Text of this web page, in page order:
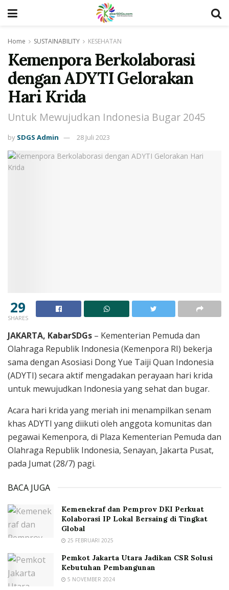
Home SUSTAINABILITY KESEHATAN
Kemenpora Berkolaborasi
dengan ADYTI Gelorakan
Hari Krida
Untuk Mewujudkan Indonesia Bugar 2045
by SDGS Admin 28 Juli 2023
29
SHARES
JAKARTA, KabarSDGs – Kementerian Pemuda dan
Olahraga Republik Indonesia (Kemenpora RI) bekerja
sama dengan Asosiasi Dong Yue Taiji Quan Indonesia
(ADYTI) secara aktif mengadakan perayaan hari krida
untuk mewujudkan Indonesia yang sehat dan bugar.
Acara hari krida yang meriah ini menampilkan senam
khas ADYTI yang diikuti oleh anggota komunitas dan
pegawai Kemenpora, di Plaza Kementerian Pemuda dan
Olahraga Republik Indonesia, Senayan, Jakarta Pusat,
pada Jumat (28/7) pagi.
BACA JUGA
Kemenekraf dan Pemprov DKI Perkuat
Kolaborasi IP Lokal Bersaing di Tingkat
Global
25 FEBRUARI 2025
Pemkot Jakarta Utara Jadikan CSR Solusi
Kebutuhan Pembangunan
5 NOVEMBER 2024